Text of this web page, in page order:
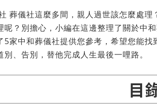
葬儀社這麼多間，親人過世該怎麼處
呢？別擔心，小編在這邊整理了關於中
5家中和葬儀社提供您參考，希望您能
別、告別，替他完成人生最後一哩路。
目